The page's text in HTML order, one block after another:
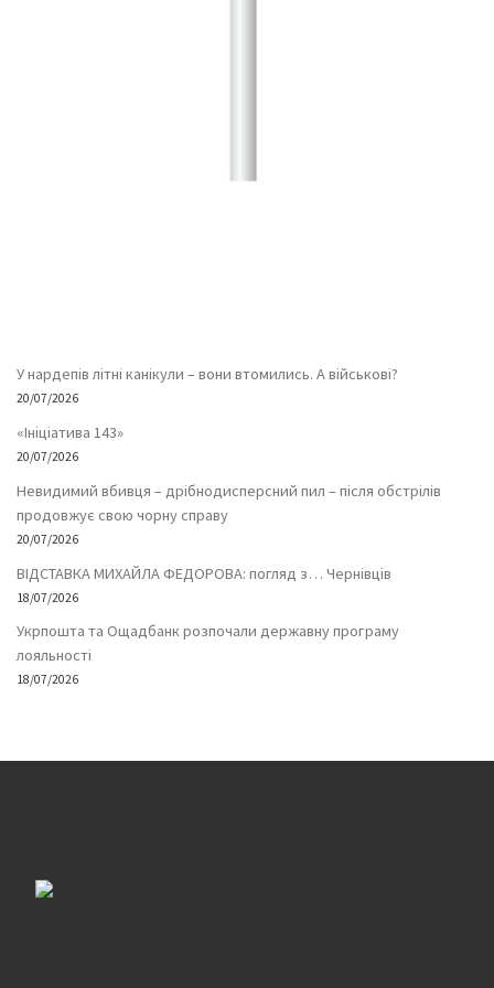
У нардепів літні канікули – вони втомились. А військові?
20/07/2026
«Ініціатива 143»
20/07/2026
Невидимий вбивця – дрібнодисперсний пил – після обстрілів
продовжує свою чорну справу
20/07/2026
ВІДСТАВКА МИХАЙЛА ФЕДОРОВА: погляд з… Чернівців
18/07/2026
Укрпошта та Ощадбанк розпочали державну програму
лояльності
18/07/2026